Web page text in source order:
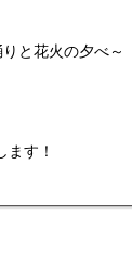
と花火の夕べ～
す！